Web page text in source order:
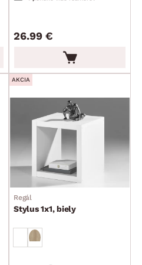
26.99 €
AKCIA
Regál
Stylus 1x1, biely